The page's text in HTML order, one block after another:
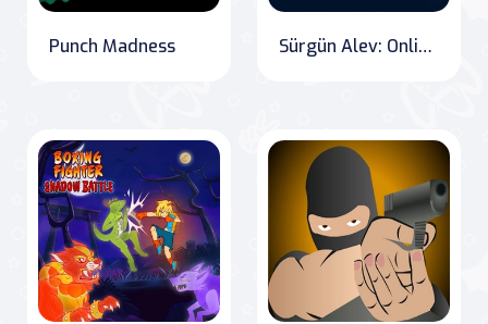
Punch Madness Sürgün Alev: Online Savaş